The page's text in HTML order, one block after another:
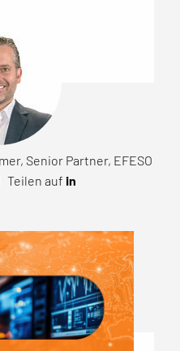
Senior Partner, EFESO
Teilen auf in